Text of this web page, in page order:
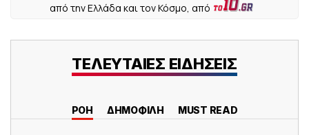
από την Ελλάδα και τον Κόσμο, από
ΤΕΛΕΥΤΑΙΕΣ ΕΙΔΗΣΕΙΣ
ΡΟΗ ΔΗΜΟΦΙΛΗ MUST READ